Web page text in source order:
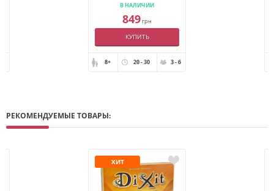
В НАЛИЧИИ
849грн
КУПИТЬ
8+ 20 - 30 3 - 6
РЕКОМЕНДУЕМЫЕ ТОВАРЫ:
ХИТ